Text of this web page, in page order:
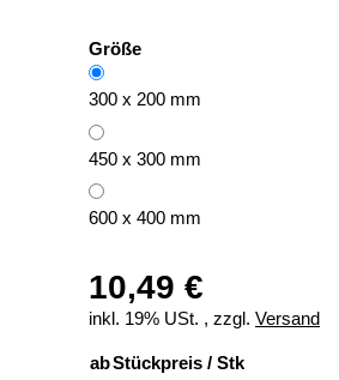
Größe
300 x 200 mm
450 x 300 mm
600 x 400 mm
10,49 €
inkl. 19% USt. , zzgl. Versand
abStückpreis / Stk